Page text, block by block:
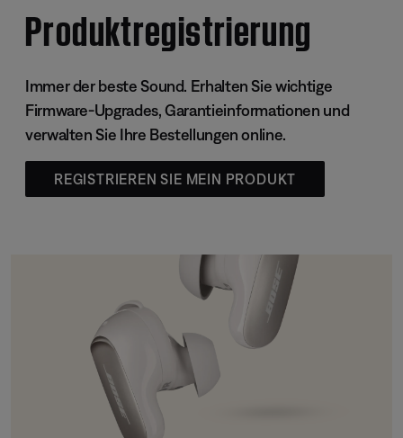
Produktregistrierung
Immer der beste Sound. Erhalten Sie wichtige
Firmware-Upgrades, Garantieinformationen und
verwalten Sie Ihre Bestellungen online.
REGISTRIEREN SIE MEIN PRODUKT